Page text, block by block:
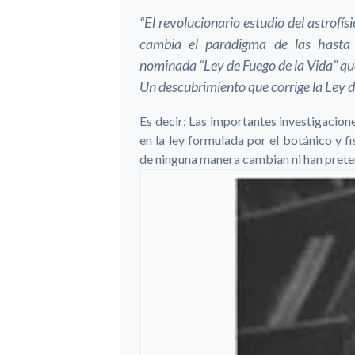
“El revolucionario estudio del
cambia el paradigma de las
nominada “Ley de Fuego de la Vida”
Un descubrimiento que corrige la Ley
Es decir: Las importantes
en la ley formulada por el botánico y
de ninguna manera cambian ni han